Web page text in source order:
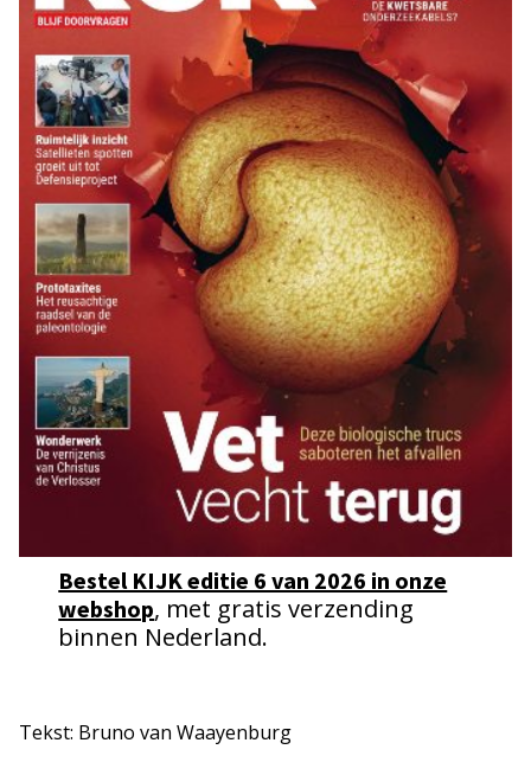
Bestel KIJK editie 6 van 2026 in onze
webshop, met gratis verzending
binnen Nederland.
Tekst: Bruno van Waayenburg